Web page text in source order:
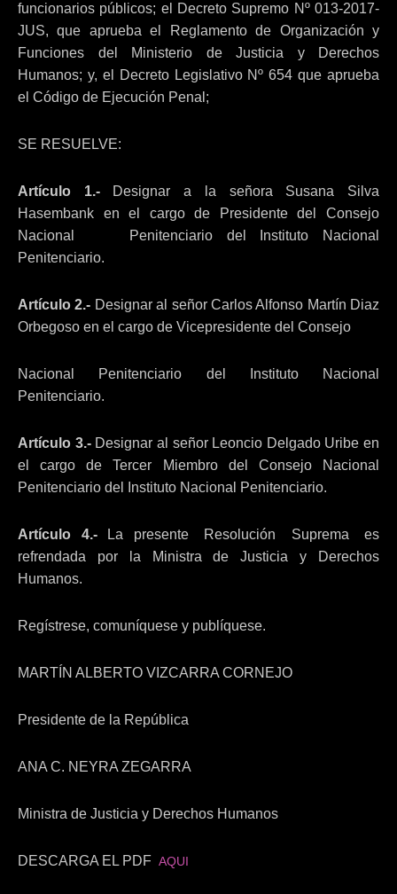
funcionarios públicos; el Decreto Supremo Nº 013-2017-
JUS, que aprueba el Reglamento de Organización y
Funciones del Ministerio de Justicia y Derechos
Humanos; y, el Decreto Legislativo Nº 654 que aprueba
el Código de Ejecución Penal;
SE RESUELVE:
Artículo 1.- Designar a la señora Susana Silva
Hasembank en el cargo de Presidente del Consejo
Nacional Penitenciario del Instituto Nacional
Penitenciario.
Artículo 2.- Designar al señor Carlos Alfonso Martín Diaz
Orbegoso en el cargo de Vicepresidente del Consejo
Nacional Penitenciario del Instituto Nacional
Penitenciario.
Artículo 3.- Designar al señor Leoncio Delgado Uribe en
el cargo de Tercer Miembro del Consejo Nacional
Penitenciario del Instituto Nacional Penitenciario.
Artículo 4.-
La presente Resolución Suprema es
refrendada por la Ministra de Justicia y Derechos
Humanos.
Regístrese, comuníquese y publíquese.
MARTÍN ALBERTO VIZCARRA CORNEJO
Presidente de la República
ANA C. NEYRA ZEGARRA
Ministra de Justicia y Derechos Humanos
DESCARGA EL PDF AQUI